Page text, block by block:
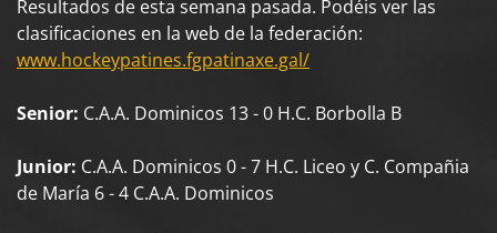
Resultados de esta semana pasada. Podéis ver las
clasificaciones en la web de la federación:
www.hockeypatines.fgpatinaxe.gal/
Senior: C.A.A. Dominicos 13 - 0 H.C. Borbolla B
Junior: C.A.A. Dominicos 0 - 7 H.C. Liceo y C. Compañia
de María 6 - 4 C.A.A. Dominicos